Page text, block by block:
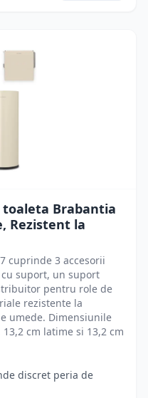
Brabantia
Rezistent la
cuprinde 3 accesorii
suport, un suport
pentru role de
rezistente la
umede. Dimensiunile
cm latime si 13,2 cm
discret peria de